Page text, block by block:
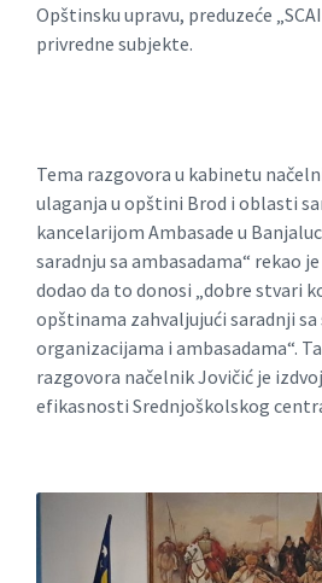
Opštinsku upravu, preduzeće
privredne subjekte.
Tema razgovora u kabinetu
ulaganja u opštini Brod i oblasti
kancelarijom Ambasade u
saradnju sa ambasadama“ rekao
dodao da to donosi „dobre stvari
opštinama zahvaljujući saradnji
organizacijama i ambasadama“.
razgovora načelnik Jovičić je
efikasnosti Srednjoškolskog